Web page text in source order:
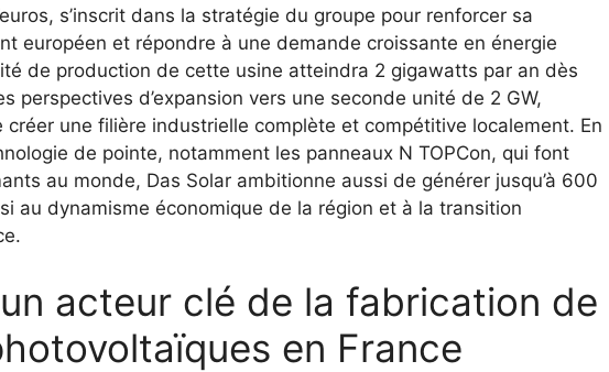
s’inscrit dans la stratégie du groupe pour renforcer sa
européen et répondre à une demande croissante en énergie
de production de cette usine atteindra 2 gigawatts par an dès
perspectives d’expansion vers une seconde unité de 2 GW,
créer une filière industrielle complète et compétitive localement. En
de pointe, notamment les panneaux N TOPCon, qui font
au monde, Das Solar ambitionne aussi de générer jusqu’à 600
au dynamisme économique de la région et à la transition
acteur clé de la fabrication de
en France